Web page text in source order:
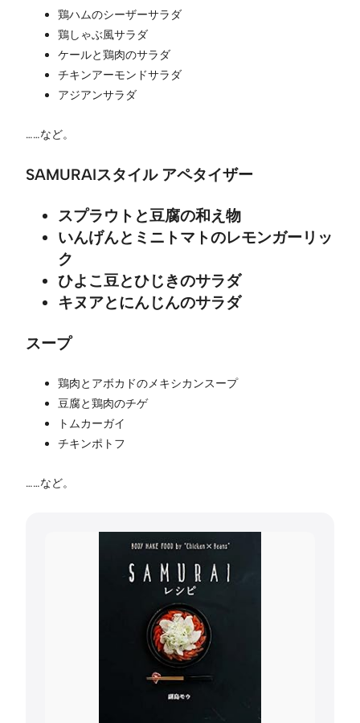
鶏ハムのシーザーサラダ
鶏しゃぶ風サラダ
ケールと鶏肉のサラダ
チキンアーモンドサラダ
アジアンサラダ
……など。
SAMURAIスタイル アペタイザー
スプラウトと豆腐の和え物
いんげんとミニトマトのレモンガーリッ
ク
ひよこ豆とひじきのサラダ
キヌアとにんじんのサラダ
スープ
鶏肉とアボカドのメキシカンスープ
豆腐と鶏肉のチゲ
トムカーガイ
チキンポトフ
……など。